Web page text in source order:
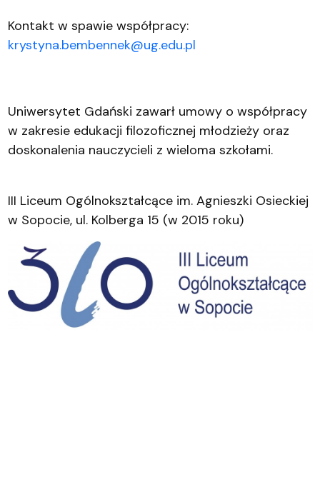
Kontakt w spawie współpracy:
krystyna.bembennek@ug.edu.pl
Uniwersytet Gdański zawarł umowy o współpracy
w zakresie edukacji filozoficznej młodzieży oraz
doskonalenia nauczycieli z wieloma szkołami.
III Liceum Ogólnokształcące im. Agnieszki Osieckiej
w Sopocie, ul. Kolberga 15 (w 2015 roku)